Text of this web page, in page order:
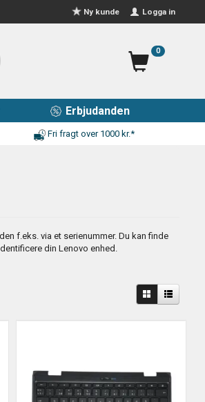
Logga in
Ny kunde
0
Erbjudanden
Fri fragt over 1000 kr.*
f.eks. via et serienummer. Du kan finde
din Lenovo enhed.